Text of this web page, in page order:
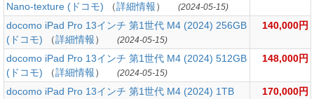
Nano-texture (ドコモ)
（詳細情報） (2024-05-15)
docomo iPad Pro 13インチ 第1世代 M4 (2024) 256GB
(ドコモ)
（詳細情報） (2024-05-15)
140,000円
docomo iPad Pro 13インチ 第1世代 M4 (2024) 512GB
(ドコモ)
（詳細情報） (2024-05-15)
148,000円
docomo iPad Pro 13インチ 第1世代 M4 (2024) 1TB
170,000円